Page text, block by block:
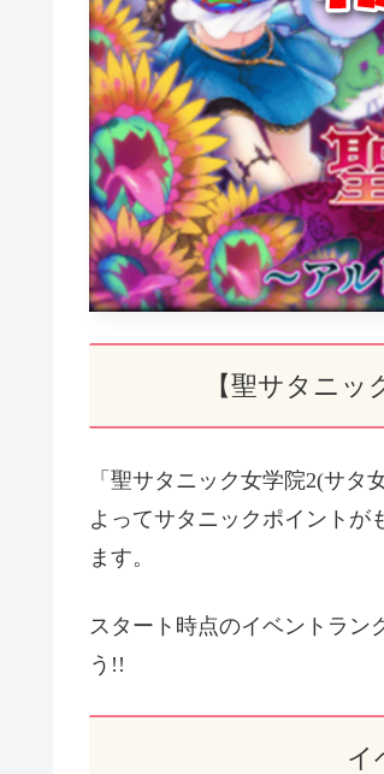
【聖サタニ
「聖サタニック女学院2(サ
よってサタニックポイントが
ます。
スタート時点のイベントラン
う!!
イ